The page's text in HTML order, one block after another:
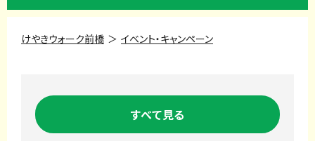
けやきウォーク前橋 イベント・キャンペーン
すべて見る